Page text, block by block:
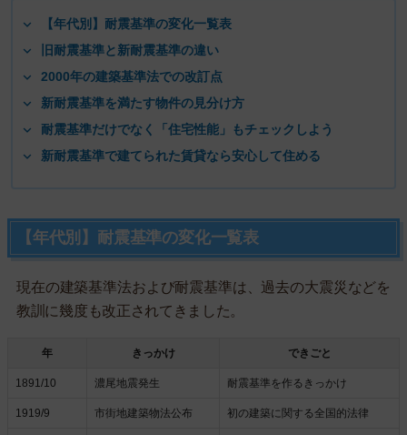
【年代別】耐震基準の変化一覧表
旧耐震基準と新耐震基準の違い
2000年の建築基準法での改訂点
新耐震基準を満たす物件の見分け方
耐震基準だけでなく「住宅性能」もチェックしよう
新耐震基準で建てられた賃貸なら安心して住める
【年代別】耐震基準の変化一覧表
現在の建築基準法および耐震基準は、過去の大震災などを
教訓に幾度も改正されてきました。
年 きっかけ できごと
1891/10 濃尾地震発生 耐震基準を作るきっかけ
1919/9 市街地建築物法公布 初の建築に関する全国的法律